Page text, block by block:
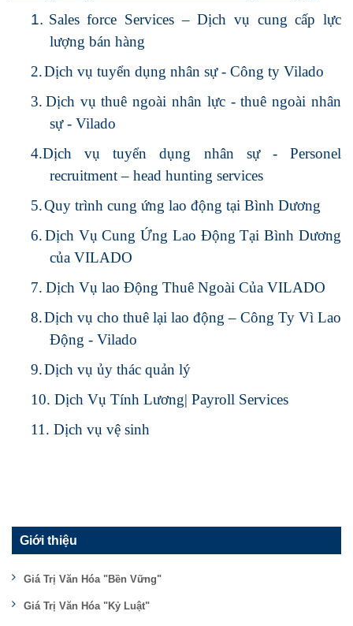
1. Sales force Services – Dịch vụ cung cấp lực
lượng bán hàng
2.Dịch vụ tuyển dụng nhân sự - Công ty Vilado
3. Dịch vụ thuê ngoài nhân lực - thuê ngoài nhân
sự - Vilado
4.Dịch vụ tuyển dụng nhân sự - Personel
recruitment – head hunting services
5.Quy trình cung ứng lao động tại Bình Dương
6.Dịch Vụ Cung Ứng Lao Động Tại Bình Dương
của VILADO
7. Dịch Vụ lao Động Thuê Ngoài Của VILADO
8.Dịch vụ cho thuê lại lao động – Công Ty Vì Lao
Động - Vilado
9.Dịch vụ ủy thác quản lý
10. Dịch Vụ Tính Lương| Payroll Services
11. Dịch vụ vệ sinh
Giới thiệu
Giá Trị Văn Hóa "Bền Vững"
Giá Trị Văn Hóa "Kỷ Luật"